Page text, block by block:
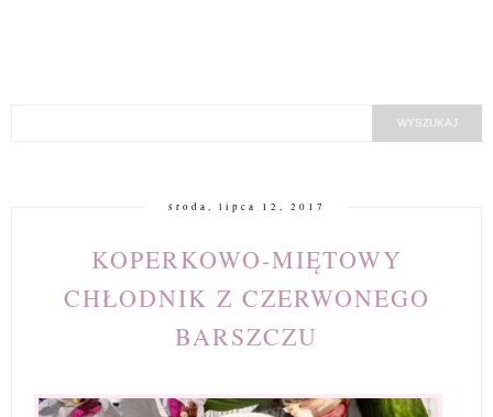
środa, lipca 12, 2017
KOPERKOWO-MIĘTOWY
CHŁODNIK Z CZERWONEGO
BARSZCZU